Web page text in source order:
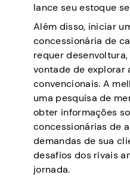
lance seu estoque
Além disso, iniciar
concessionária de
requer
vontade de explorar
convencionais. A
uma pesquisa de
obter informações
concessionárias de
demandas de sua
desafios dos rivais
jornada.